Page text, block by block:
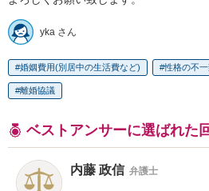
yka さん
婚姻費用(別居中の生活費など) 性格の不
離婚協議
ベストアンサーに選ばれた
内藤 政信 弁護士